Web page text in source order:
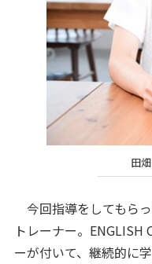
田
今回指導をしてもら
トレーナー。ENGLISH
ーが付いて、継続的に